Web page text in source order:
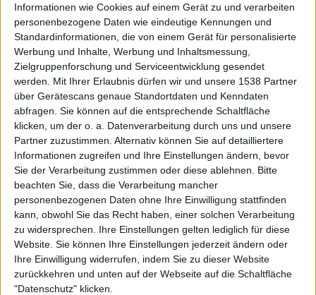
Informationen wie Cookies auf einem Gerät zu und verarbeiten
personenbezogene Daten wie eindeutige Kennungen und
Standardinformationen, die von einem Gerät für personalisierte
Werbung und Inhalte, Werbung und Inhaltsmessung,
Zielgruppenforschung und Serviceentwicklung gesendet
werden.
Mit Ihrer Erlaubnis dürfen wir und unsere 1538 Partner
über Gerätescans genaue Standortdaten und Kenndaten
abfragen. Sie können auf die entsprechende Schaltfläche
klicken, um der o. a. Datenverarbeitung durch uns und unsere
Partner zuzustimmen. Alternativ können Sie auf detailliertere
Informationen zugreifen und Ihre Einstellungen ändern, bevor
Sie der Verarbeitung zustimmen oder diese ablehnen.
Bitte
beachten Sie, dass die Verarbeitung mancher
personenbezogenen Daten ohne Ihre Einwilligung stattfinden
kann, obwohl Sie das Recht haben, einer solchen Verarbeitung
zu widersprechen. Ihre Einstellungen gelten lediglich für diese
Website. Sie können Ihre Einstellungen jederzeit ändern oder
Ihre Einwilligung widerrufen, indem Sie zu dieser Website
zurückkehren und unten auf der Webseite auf die Schaltfläche
"Datenschutz" klicken.
Bildergalerie
Periphery - Dream Theater - A Dramatic Tour Of Events 2012